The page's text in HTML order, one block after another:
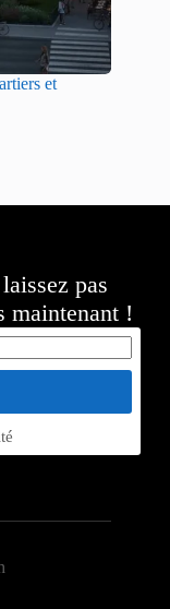
et
pas
maintenant !